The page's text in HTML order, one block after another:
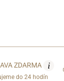
ZDARMA i
do 24 hodín